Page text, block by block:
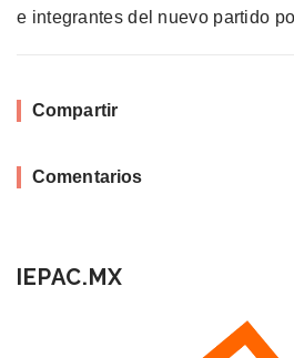
e integrantes del nuevo partido
Compartir
Comentarios
IEPAC.MX